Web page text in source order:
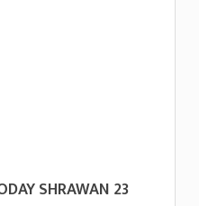
SHRAWAN 23